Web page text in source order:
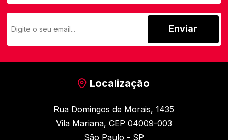
Enviar
Localização
Rua Domingos de Morais, 1435
Vila Mariana, CEP 04009-003
São Paulo - SP